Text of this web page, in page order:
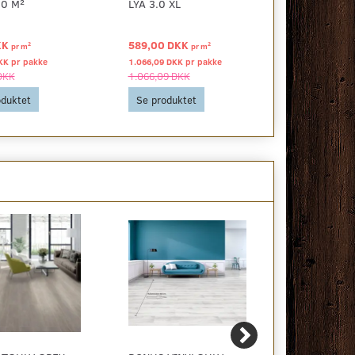
M²
prm2
pr pakke
LYA 3.0 XL
589,00 DKK prm2
1.066,09 DKK pr pakke
1.066,09 DKK
Se produktet
KVARNBY
449,00
1.131,48 DKK
1.131,48
Se